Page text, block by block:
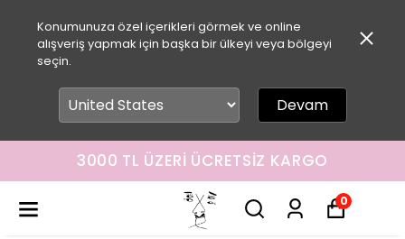
Konumunuza özel içerikleri görmek ve online
alışveriş yapmak için başka bir ülkeyi veya bölgeyi
seçin.
Devam
3000 TL ÜZERI ÜCRETSIZ KARGO
0